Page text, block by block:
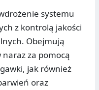
systemu
z kontrolą jakości
Obejmują
za pomocą
jak również
oraz